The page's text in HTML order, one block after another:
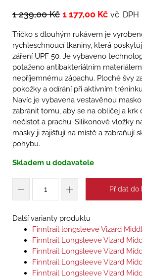
1 239,00Kč 1 177,00 Kč vč. DPH
Tričko s dlouhým rukávem je
rychleschnoucí tkaniny, která
záření UPF 50. Je vybaveno
potaženo antibakteriálním
nepříjemnému zápachu. Ploché švy
pokožky a odírání při aktivním
Navíc je vybavena vestavěnou
zabránit tomu, aby se na obličej a krk
nečistot a prachu. Silikonové vložky
masky ji zajišťují na místě a zabraňují
pohybu.
Skladem u dodavatele
Přidat do
Další varianty produktu
Finntrail longsleeve Vizard
Finntrail Longsleeve Vizard
Finntrail Longsleeve Vizard
Finntrail Longsleeve Vizard
Finntrail Longsleeve Vizard